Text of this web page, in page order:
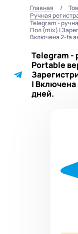
Главная
Ручная
Telegram -
Пол (mix) |
Включена 2-fa
Telegram -
Portable
| Включена
дней.